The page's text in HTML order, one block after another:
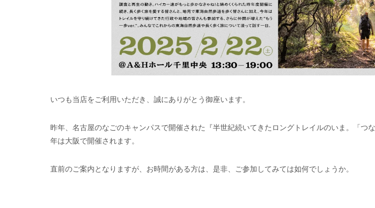
いつも当店をご利用いただき、誠にありがとう御座います。
昨年、名古屋のなごのキャンパスで開催された『半世紀続いてきたロングトレイルのいま。「つ
年は大阪で開催されます。
直前のご案内となりますが、お時間がある方は、是非、ご参加してみては如何でしょうか。